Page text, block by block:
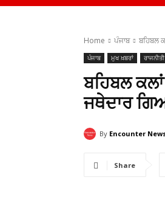
Home ਪੰਜਾਬ ਬਹਿਬਲ
ਪੰਜਾਬ ਮੁਖ ਖ਼ਬਰਾਂ ਰਾਜਨੀਤੀ
ਬਹਿਬਲ
ਜਥੇਦਾਰ
By Encounter
Share